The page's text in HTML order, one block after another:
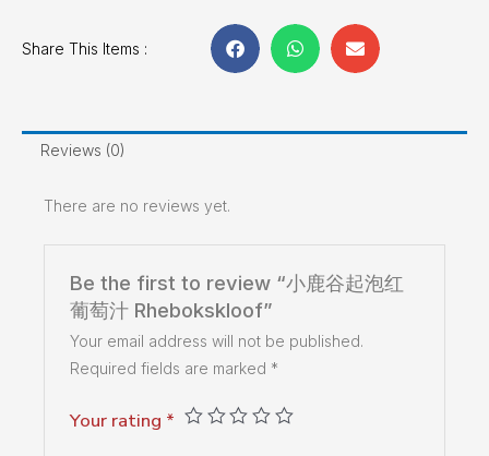
Share This Items :
Reviews (0)
There are no reviews yet.
Be the first to review “小鹿谷起泡红
葡萄汁 Rhebokskloof”
Your email address will not be published.
Required fields are marked *
Your rating *